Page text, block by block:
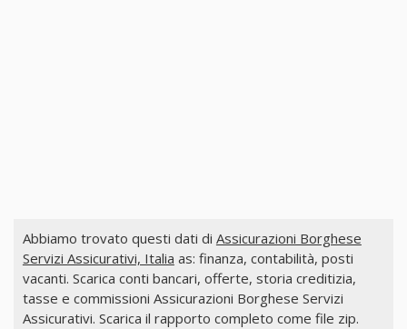
Abbiamo trovato questi dati di Assicurazioni Borghese
Servizi Assicurativi, Italia as: finanza, contabilità, posti
vacanti. Scarica conti bancari, offerte, storia creditizia,
tasse e commissioni Assicurazioni Borghese Servizi
Assicurativi. Scarica il rapporto completo come file zip.